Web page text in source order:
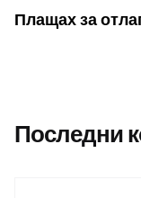
Плащах за
Последни